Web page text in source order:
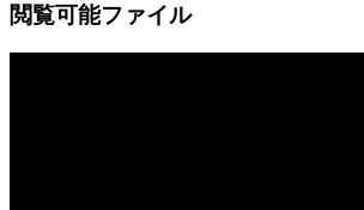
閲覧可能ファイル